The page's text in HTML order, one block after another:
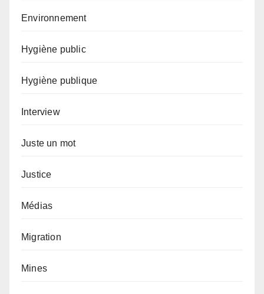
Environnement
Hygiène public
Hygiène publique
Interview
Juste un mot
Justice
Médias
Migration
Mines